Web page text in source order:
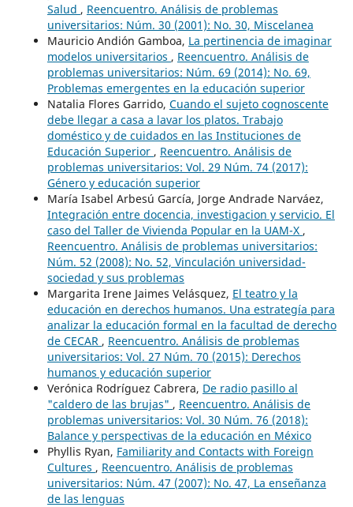
Salud , Reencuentro. Análisis de problemas
universitarios: Núm. 30 (2001): No. 30, Miscelanea
Mauricio Andión Gamboa, La pertinencia de imaginar
modelos universitarios , Reencuentro. Análisis de
problemas universitarios: Núm. 69 (2014): No. 69,
Problemas emergentes en la educación superior
Natalia Flores Garrido, Cuando el sujeto cognoscente
debe llegar a casa a lavar los platos. Trabajo
doméstico y de cuidados en las Instituciones de
Educación Superior , Reencuentro. Análisis de
problemas universitarios: Vol. 29 Núm. 74 (2017):
Género y educación superior
María Isabel Arbesú García, Jorge Andrade Narváez,
Integración entre docencia, investigacion y servicio. El
caso del Taller de Vivienda Popular en la UAM-X ,
Reencuentro. Análisis de problemas universitarios:
Núm. 52 (2008): No. 52, Vinculación universidad-
sociedad y sus problemas
Margarita Irene Jaimes Velásquez, El teatro y la
educación en derechos humanos. Una estrategía para
analizar la educación formal en la facultad de derecho
de CECAR , Reencuentro. Análisis de problemas
universitarios: Vol. 27 Núm. 70 (2015): Derechos
humanos y educación superior
Verónica Rodríguez Cabrera, De radio pasillo al
"caldero de las brujas" , Reencuentro. Análisis de
problemas universitarios: Vol. 30 Núm. 76 (2018):
Balance y perspectivas de la educación en México
Phyllis Ryan, Familiarity and Contacts with Foreign
Cultures , Reencuentro. Análisis de problemas
universitarios: Núm. 47 (2007): No. 47, La enseñanza
de las lenguas